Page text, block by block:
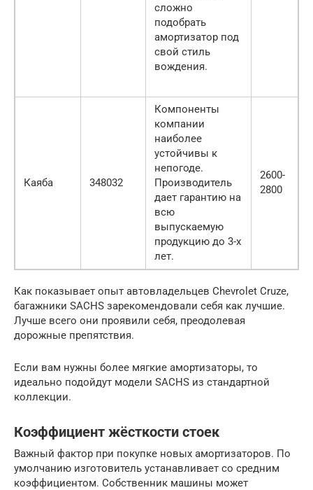
сложно
подобрать
амортизатор под
свой стиль
вождения.
Каяба 348032
Компоненты
компании
наиболее
устойчивы к
непогоде.
Производитель
дает гарантию на
всю
выпускаемую
продукцию до 3-х
лет.
2600-
2800
Как показывает опыт автовладельцев Chevrolet Cruze,
багажники SACHS зарекомендовали себя как лучшие.
Лучше всего они проявили себя, преодолевая
дорожные препятствия.
Если вам нужны более мягкие амортизаторы, то
идеально подойдут модели SACHS из стандартной
коллекции.
Коэффициент жёсткости стоек
Важный фактор при покупке новых амортизаторов. По
умолчанию изготовитель устанавливает со средним
коэффициентом. Собственник машины может